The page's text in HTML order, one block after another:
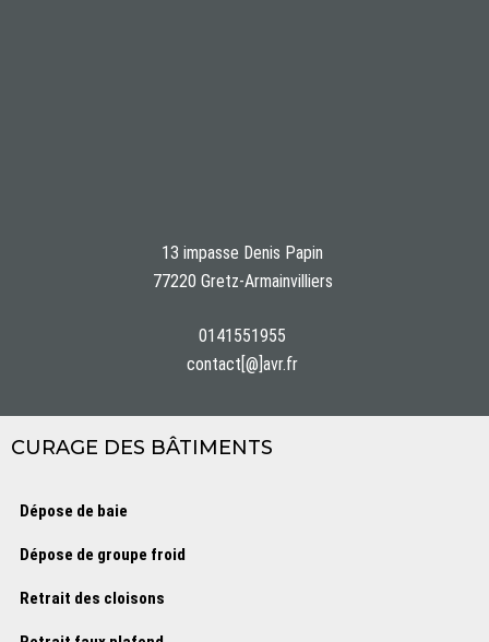
13 impasse Denis Papin
77220 Gretz-Armainvilliers
0141551955
contact[@]avr.fr
CURAGE DES BÂTIMENTS
Dépose de baie
Dépose de groupe froid
Retrait des cloisons